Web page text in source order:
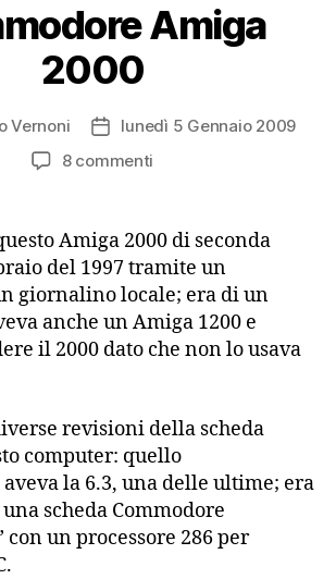
Amiga
2000
Vernoni
Data
dell'articolo
lunedì 5 Gennaio 2009
8 commenti
2000
Amiga 2000 di seconda
del 1997 tramite un
giornalino locale; era di un
anche un Amiga 1200 e
il 2000 dato che non lo usava
revisioni della scheda
computer: quello
la 6.3, una delle ultime; era
scheda Commodore
con un processore 286 per